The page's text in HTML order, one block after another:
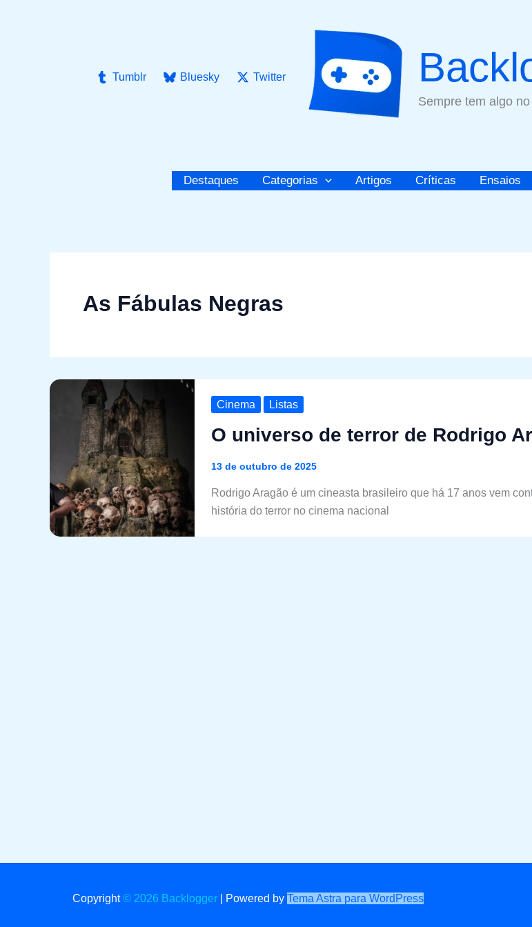
Tumblr
Bluesky Twitter
Sempre tem algo
Destaques Categorias Artigos Críticas Ensaios
As Fábulas Negras
Cinema Listas
O universo de terror de Rodrigo
13 de outubro de 2025
Rodrigo Aragão é um cineasta brasileiro que há 17 anos vem
história do terror no cinema nacional
Copyright© 2026 Backlogger Powered by Tema Astra para WordPress